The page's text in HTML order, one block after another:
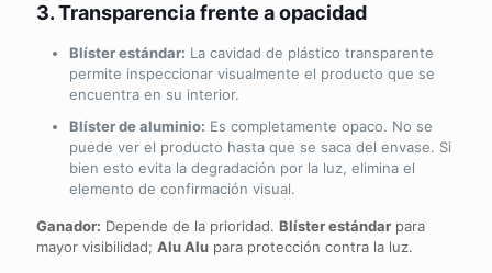
3. Transparencia frente a opacidad
Blíster estándar: La cavidad de plástico transparente
permite inspeccionar visualmente el producto que se
encuentra en su interior.
Blíster de aluminio: Es completamente opaco. No se
puede ver el producto hasta que se saca del envase. Si
bien esto evita la degradación por la luz, elimina el
elemento de confirmación visual.
Ganador: Depende de la prioridad. Blíster estándar para
mayor visibilidad; Alu Alu para protección contra la luz.